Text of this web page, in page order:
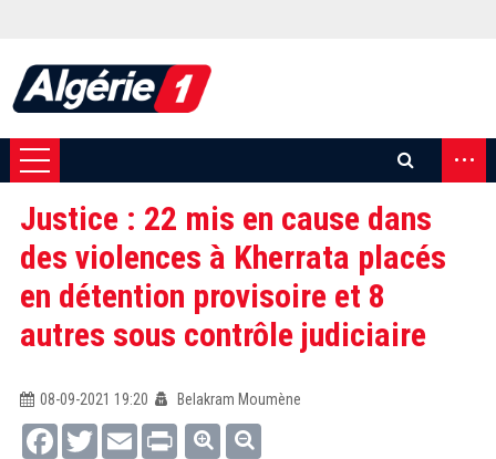
...
Justice : 22 mis en cause dans
des violences à Kherrata placés
en détention provisoire et 8
autres sous contrôle judiciaire
08-09-2021 19:20
Belakram Moumène
FacebookTwitterEmail Print